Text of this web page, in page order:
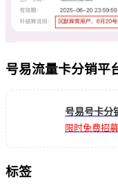
号易流量卡分销平
号易号卡分
限时免费招
标签